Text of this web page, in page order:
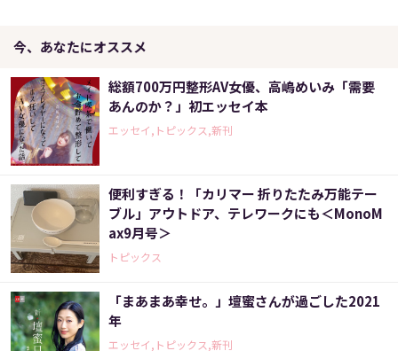
今、あなたにオススメ
総額700万円整形AV女優、高嶋めいみ「需要
あんのか？」初エッセイ本
エッセイ,トピックス,新刊
便利すぎる！「カリマー 折りたたみ万能テー
ブル」アウトドア、テレワークにも＜MonoM
ax9月号＞
トピックス
「まあまあ幸せ。」壇蜜さんが過ごした2021
年
エッセイ,トピックス,新刊